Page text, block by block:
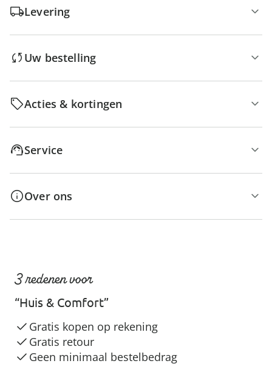
Levering
Uw bestelling
Acties & kortingen
Service
Over ons
3 redenen voor
“Huis & Comfort”
Gratis kopen op rekening
Gratis retour
Geen minimaal bestelbedrag